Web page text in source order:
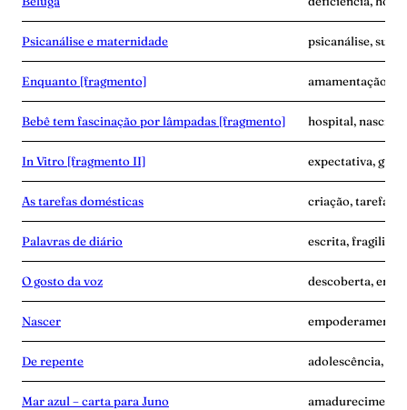
Psicanálise e maternidade psicanálise,
Enquanto [fragmento] amamentação,
Bebê tem fascinação por lâmpadas [fragmento] hospital,
In Vitro [fragmento II] expectativa,
As tarefas domésticas criação, tarefa,
Palavras de diário escrita,
O gosto da voz descoberta,
Nascer
De repente adolescência,
Mar azul – carta para Juno